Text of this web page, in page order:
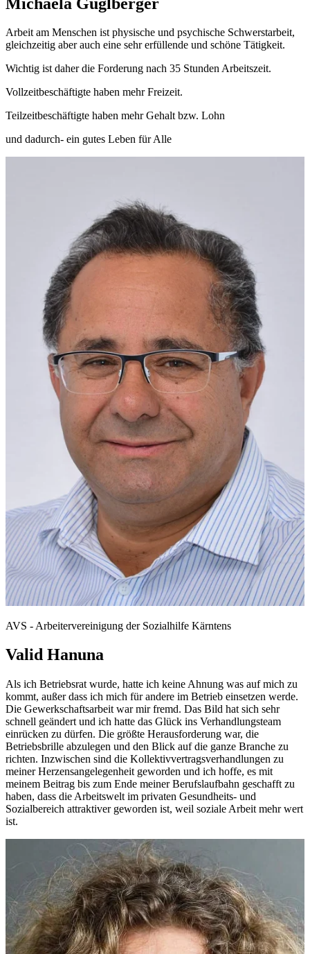
Arbeit am Menschen ist physische und psychische Schwerstarbeit,
gleichzeitig aber auch eine sehr erfüllende und schöne Tätigkeit.
Wichtig ist daher die Forderung nach 35 Stunden Arbeitszeit.
Vollzeitbeschäftigte haben mehr Freizeit.
Teilzeitbeschäftigte haben mehr Gehalt bzw. Lohn
und dadurch- ein gutes Leben für Alle
AVS - Arbeitervereinigung der Sozialhilfe Kärntens
Valid Hanuna
Als ich Betriebsrat wurde, hatte ich keine Ahnung was auf mich zu
kommt, außer dass ich mich für andere im Betrieb einsetzen werde.
Die Gewerkschaftsarbeit war mir fremd. Das Bild hat sich sehr
schnell geändert und ich hatte das Glück ins Verhandlungsteam
einrücken zu dürfen. Die größte Herausforderung war, die
Betriebsbrille abzulegen und den Blick auf die ganze Branche zu
richten. Inzwischen sind die Kollektivvertragsverhandlungen zu
meiner Herzensangelegenheit geworden und ich hoffe, es mit
meinem Beitrag bis zum Ende meiner Berufslaufbahn geschafft zu
haben, dass die Arbeitswelt im privaten Gesundheits- und
Sozialbereich attraktiver geworden ist, weil soziale Arbeit mehr wert
ist.